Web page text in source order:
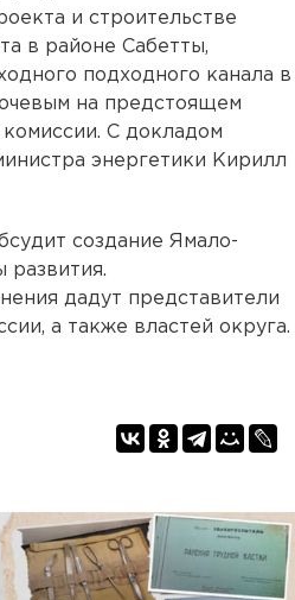
и строительстве
в районе Сабетты,
подходного канала в
на предстоящем
С докладом
энергетики Кирилл
создание Ямало-
развития.
дадут представители
а также властей округа.